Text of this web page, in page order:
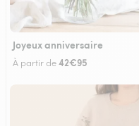
Joyeux anniversaire
À partir de42€95